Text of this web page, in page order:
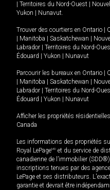
Territoires du Nord-Ouest
Yukon
Nunavut.
Trouver des courtiers en Ontario
Manitoba Saskatchewan
Labrador
Territoires du Nord-
Édouard
Yukon Nunavut
Parcourir les bureaux en Ontario
Manitoba Saskatchewan
Labrador
Territoires du Nord-
Édouard
Yukon Nunavut
Afficher les propriétés
Canada
Les informations des propriétés
Royal LePageMD et du service de
canadienne de l’immobilier
inscriptions tenues par des
LePage et ses distributeurs.
garantie et devrait être